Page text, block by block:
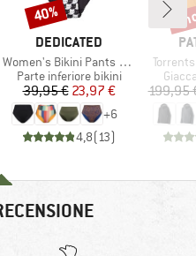
MARCHIO
DEDICATED
Articolo
Women's Bikini Pants Slite
Gruppo di prodotti
Parte inferiore bikini
Prezzo
39,95 €Prezzo ridotto
23,97 €
+6
4,8(13)
Sconto
40%
Articolo
199,95